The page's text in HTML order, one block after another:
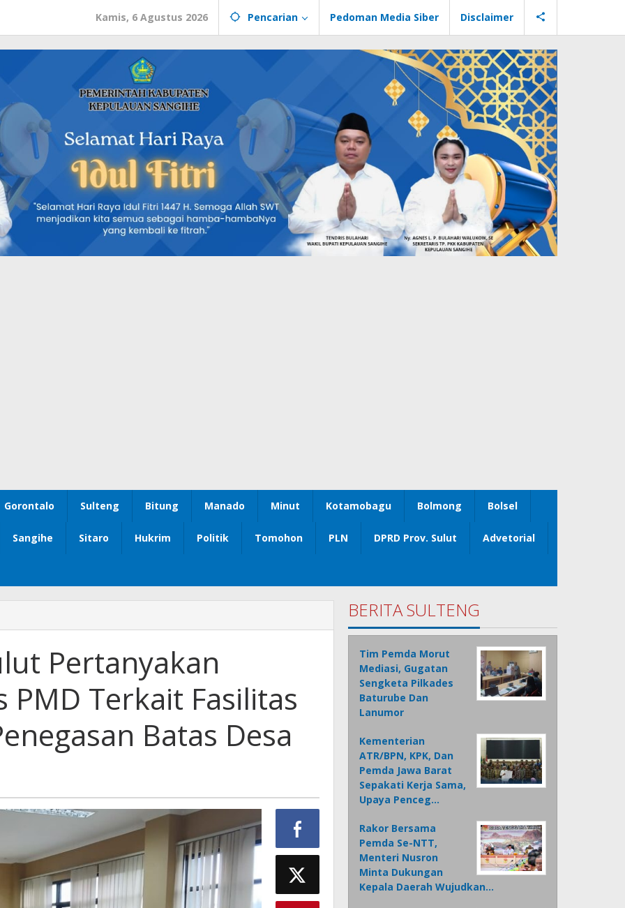
Kamis, 6 Agustus 2026 Pencarian Pedoman Media Siber Disclaimer
Gorontalo Sulteng Bitung Manado Minut Kotamobagu Bolmong Bolsel
Sangihe Sitaro Hukrim Politik Tomohon PLN DPRD Prov. Sulut Advetorial
Pertanyakan
PMD Terkait Fasilitas
Batas Desa
BERITA SULTENG
Tim Pemda Morut
Mediasi, Gugatan
Sengketa Pilkades
Baturube Dan
Lanumor
Kementerian
ATR/BPN, KPK, Dan
Pemda Jawa Barat
Sepakati Kerja Sama,
Upaya Penceg…
Rakor Bersama
Pemda Se-NTT,
Menteri Nusron
Minta Dukungan
Kepala Daerah Wujudkan…